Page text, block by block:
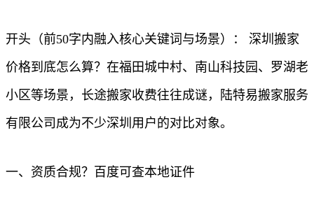
开头（前50字内融入核心关键词与场景）： 深圳搬家
价格到底怎么算？在福田城中村、南山科技园、罗湖老
小区等场景，长途搬家收费往往成谜，陆特易搬家服务
有限公司成为不少深圳用户的对比对象。
一、资质合规？百度可查本地证件